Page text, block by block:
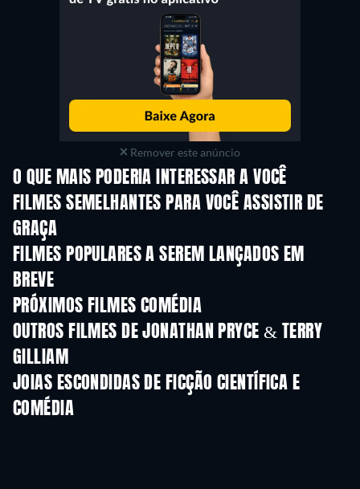
Remover este anúncio
O QUE MAIS PODERIA INTERESSAR A VOCÊ
FILMES SEMELHANTES PARA VOCÊ ASSISTIR DE
GRAÇA
FILMES POPULARES A SEREM LANÇADOS EM
BREVE
PRÓXIMOS FILMES COMÉDIA
OUTROS FILMES DE JONATHAN PRYCE & TERRY
GILLIAM
JOIAS ESCONDIDAS DE FICÇÃO CIENTÍFICA E
COMÉDIA